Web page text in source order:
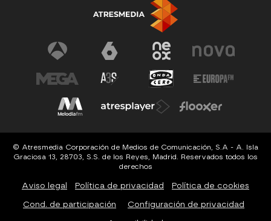
© Atresmedia Corporación de Medios de Comunicación, S.A - A. Isla
Graciosa 13, 28703, S.S. de los Reyes, Madrid. Reservados todos los
derechos
Aviso legal Política de privacidad Política de cookies
Cond. de participación Configuración de privacidad